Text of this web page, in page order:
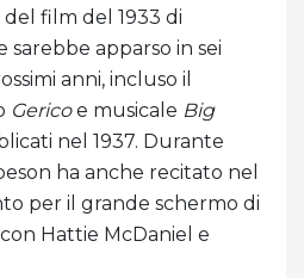
film del 1933 di
sarebbe apparso in sei
anni, incluso il
Gericoe musicale Big
nel 1937. Durante
ha anche recitato nel
per il grande schermo di
Hattie McDaniel e